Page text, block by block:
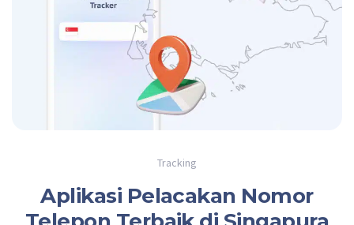
Tracking
Aplikasi Pelacakan Nomor